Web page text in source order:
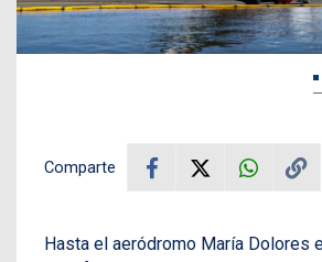
Comparte
Hasta el aeródromo María Dolores